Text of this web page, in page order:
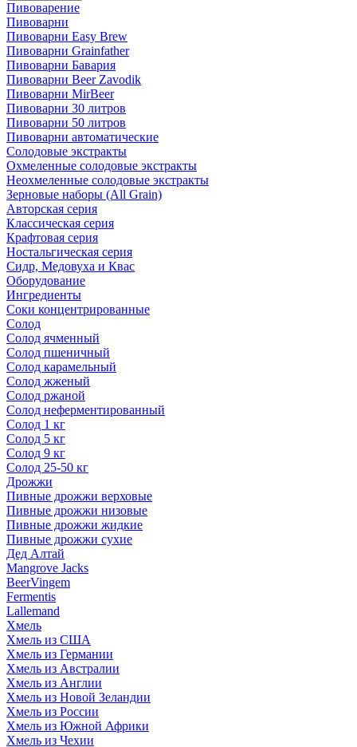
Пивоварение
Пивоварни
Пивоварни Easy Brew
Пивоварни Grainfather
Пивоварни Бавария
Пивоварни Beer Zavodik
Пивоварни MirBeer
Пивоварни 30 литров
Пивоварни 50 литров
Пивоварни автоматические
Солодовые экстракты
Охмеленные солодовые экстракты
Неохмеленные солодовые экстракты
Зерновые наборы (All Grain)
Авторская серия
Классическая серия
Крафтовая серия
Ностальгическая серия
Сидр, Медовуха и Квас
Оборудование
Ингредиенты
Соки концентрированные
Солод
Солод ячменный
Солод пшеничный
Солод карамельный
Солод жженый
Солод ржаной
Солод неферментированный
Солод 1 кг
Солод 5 кг
Солод 9 кг
Солод 25-50 кг
Дрожжи
Пивные дрожжи верховые
Пивные дрожжи низовые
Пивные дрожжи жидкие
Пивные дрожжи сухие
Дед Алтай
Mangrove Jacks
BeerVingem
Fermentis
Lallemand
Хмель
Хмель из США
Хмель из Германии
Хмель из Австралии
Хмель из Англии
Хмель из Новой Зеландии
Хмель из России
Хмель из Южной Африки
Хмель из Чехии